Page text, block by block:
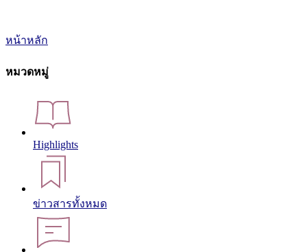
หน้าหลัก
หมวดหมู่
Highlights
ข่าวสารทั้งหมด